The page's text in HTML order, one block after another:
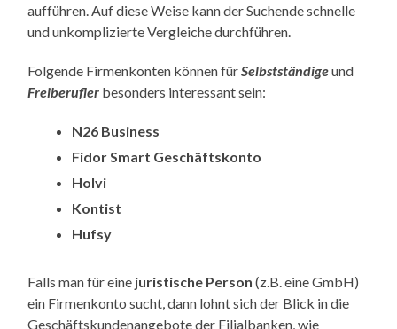
aufführen. Auf diese Weise kann der Suchende schnelle
und unkomplizierte Vergleiche durchführen.
Folgende Firmenkonten können fürSelbstständigeund
Freiberufler besonders interessant sein:
N26 Business
Fidor Smart Geschäftskonto
Holvi
Kontist
Hufsy
Falls man für eine juristische Person (z.B. eine GmbH)
ein Firmenkonto sucht, dann lohnt sich der Blick in die
Geschäftskundenangebote der Filialbanken, wie